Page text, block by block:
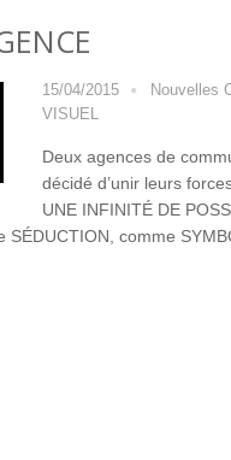
15/04/2015 Nouvelles
VISUEL
Deux agences de
décidé d’unir leurs
UNE INFINITÉ DE
SÉDUCTION, comme